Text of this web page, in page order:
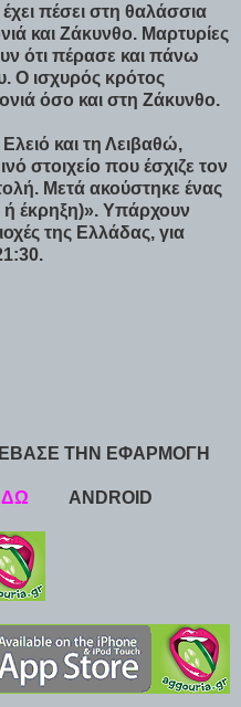
πέσει στη θαλάσσια
και Ζάκυνθο. Μαρτυρίες
ότι πέρασε και πάνω
Ο ισχυρός κρότος
όσο και στη Ζάκυνθο.
και τη Λειβαθώ,
στοιχείο που έσχιζε τον
Μετά ακούστηκε ένας
έκρηξη)». Υπάρχουν
της Ελλάδας, για
ΤΗΝ ΕΦΑΡΜΟΓΗ
ANDROID